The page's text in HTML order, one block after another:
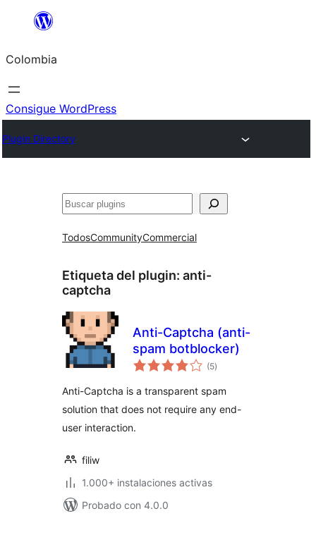
Saltar
contenido
Colombia
Consigue WordPress
Plugin Directory
Buscar
TodosCommunityCommercial
Etiqueta del plugin: anti-
captcha
Anti-Captcha (anti-
spam botblocker)
(5total
de
)
Anti-Captcha is a transparent spam
solution that does not require any end-
user interaction.
filiw
1.000+ instalaciones activas
Probado con 4.0.0